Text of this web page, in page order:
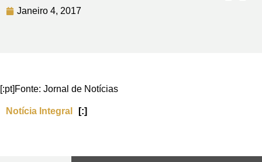
Janeiro 4, 2017
[:pt]Fonte: Jornal de Notícias
Notícia Integral [:]